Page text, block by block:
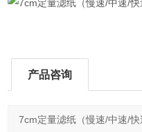
产品咨询